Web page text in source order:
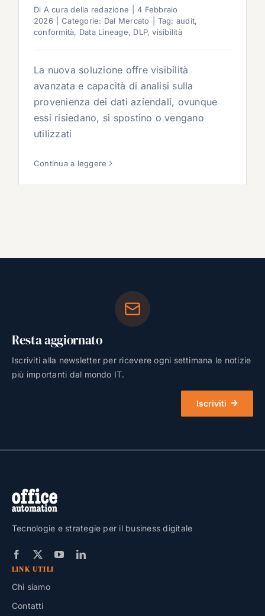
Di A cura della redazione
4 Febbraio
2026
Categorie: Dal Mercato Tag: audit,
conformità, Data Lineage, DLP,visibilità
La nuova soluzione offre visibilità
avanzata e capacità di analisi sulla
provenienza dei dati aziendali, ovunque
essi risiedano, si spostino o vengano
utilizzati
Continua a leggere
Resta aggiornato
Iscriviti alla newsletter per ricevere ogni settimana le notizie
più importanti dal mondo IT.
Iscriviti
Tecnologie e strategie per il business digitale
LINK UTILI
Chi siamo
Contatti